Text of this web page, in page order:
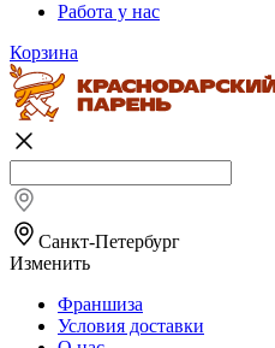
Работа у нас
Корзина
Санкт-Петербург
Изменить
Франшиза
Условия доставки